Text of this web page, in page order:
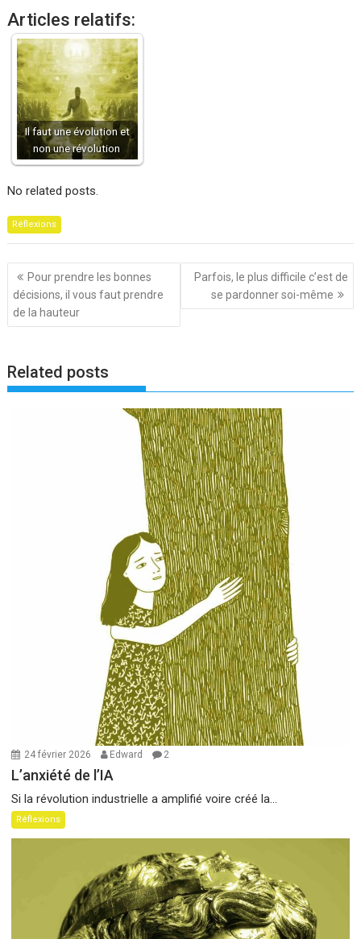
Articles relatifs:
Il faut une évolution et
non une révolution
No related posts.
Réflexions
Navigation
de
l’article
Pour prendre les bonnes
décisions, il vous faut prendre
de la hauteur
Parfois, le plus difficile c’est de
se pardonner soi-même
Related posts
24 février 2026 Edward 2
L’anxiété de l’IA
Si la révolution industrielle a amplifié voire créé la...
Réflexions